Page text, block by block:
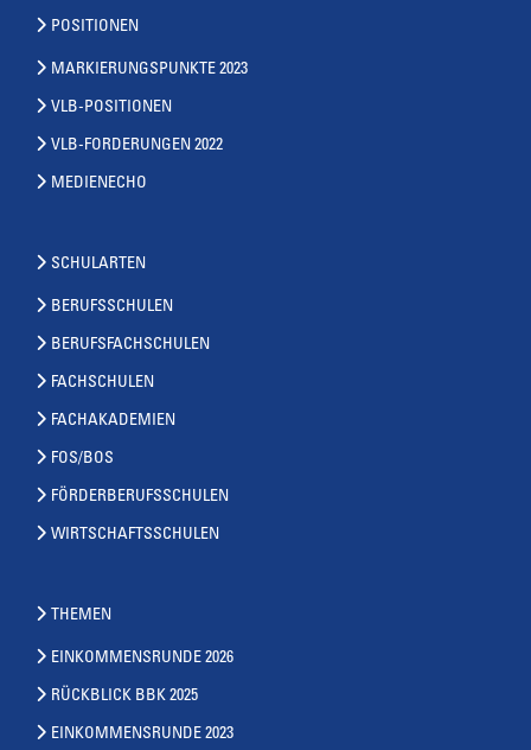
POSITIONEN
MARKIERUNGSPUNKTE 2023
VLB-POSITIONEN
VLB-FORDERUNGEN 2022
MEDIENECHO
SCHULARTEN
BERUFSSCHULEN
BERUFSFACHSCHULEN
FACHSCHULEN
FACHAKADEMIEN
FOS/BOS
FÖRDERBERUFSSCHULEN
WIRTSCHAFTSSCHULEN
THEMEN
EINKOMMENSRUNDE 2026
RÜCKBLICK BBK 2025
EINKOMMENSRUNDE 2023